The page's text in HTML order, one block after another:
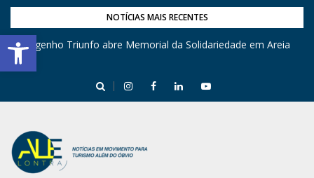
Barra de Ferramentas Aberta
NOTÍCIAS MAIS RECENTES
Engenho Triunfo abre Memorial da Solidariedade em Areia